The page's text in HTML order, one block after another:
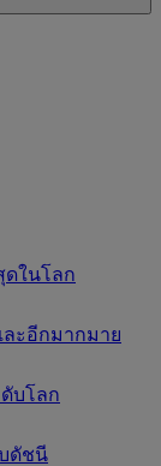
ดในโลก
ะอีกมากมาย
บโลก
ดัชนี